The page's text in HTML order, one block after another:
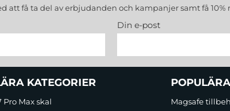
att få ta del av erbjudanden och kampanjer samt få 10%
Din e-post
KATEGORIER
Pro Max skal
Magsafe